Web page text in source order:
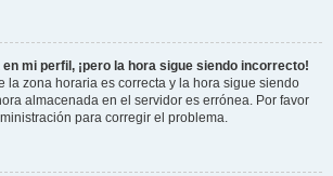
mi perfil, ¡pero la hora sigue siendo incorrecto!
la zona horaria es correcta y la hora sigue siendo
almacenada en el servidor es errónea. Por favor
para corregir el problema.